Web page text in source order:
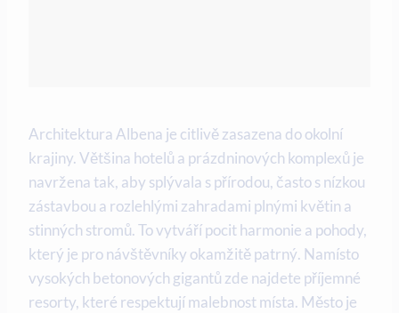
Architektura Albena je citlivě zasazena do okolní
krajiny. Většina hotelů a prázdninových komplexů je
navržena tak, aby splývala s přírodou, často s nízkou
zástavbou a rozlehlými zahradami plnými květin a
stinných stromů. To vytváří pocit harmonie a pohody,
který je pro návštěvníky okamžitě patrný. Namísto
vysokých betonových gigantů zde najdete příjemné
resorty, které respektují malebnost místa. Město je